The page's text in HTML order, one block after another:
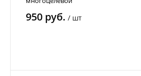
950 руб. / шт